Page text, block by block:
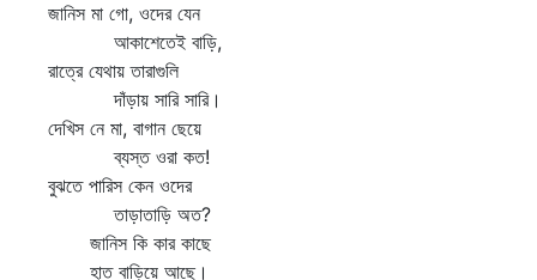
জানিস মা গো, ওদের যেন
আকাশেতেই বাড়ি,
রাত্রে যেথায় তারাগুলি
দাঁড়ায় সারি সারি।
দেখিস নে মা, বাগান ছেয়ে
ব্যস্ত ওরা কত!
বুঝতে পারিস কেন ওদের
তাড়াতাড়ি অত?
জানিস কি কার কাছে
হাত বাড়িয়ে আছে।